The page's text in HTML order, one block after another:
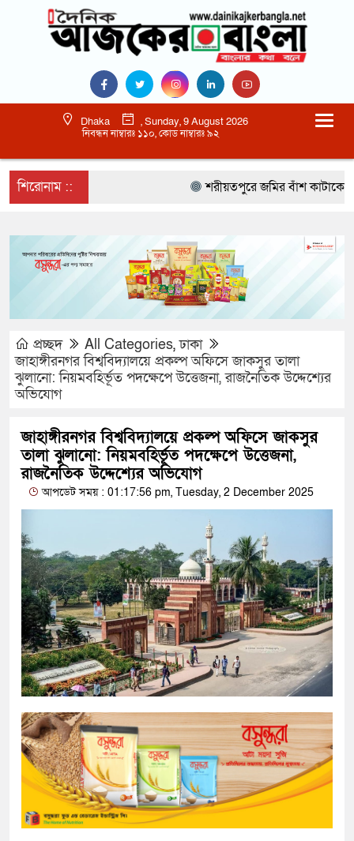
Dhaka
, Sunday, 9 August 2026
নিবন্ধন নাম্বারঃ ১১০, কোড নাম্বারঃ ৯২
শিরোনাম :: শরীয়তপুরে জমির বাঁশ কাটাকে
প্রচ্ছদ All Categories,ঢাকা
জাহাঙ্গীরনগর বিশ্ববিদ্যালয়ে প্রকল্প অফিসে জাকসুর তালা
ঝুলানো: নিয়মবহির্ভূত পদক্ষেপে উত্তেজনা, রাজনৈতিক উদ্দেশ্যের
অভিযোগ
জাহাঙ্গীরনগর বিশ্ববিদ্যালয়ে প্রকল্প অফিসে জাকসুর
তালা ঝুলানো: নিয়মবহির্ভূত পদক্ষেপে উত্তেজনা,
রাজনৈতিক উদ্দেশ্যের অভিযোগ
আপডেট সময় : 01:17:56 pm, Tuesday, 2 December 2025